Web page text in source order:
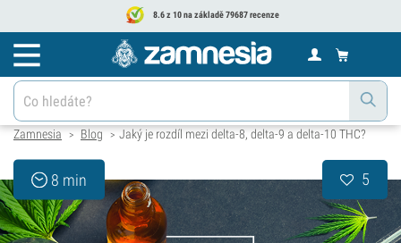
8.6 z 10 na základě 79687 recenze
Zamnesia > Blog > Jaký je rozdíl mezi delta-8, delta-9 a delta-10 THC?
8 min 5